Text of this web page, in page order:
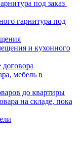
под заказ
гарнитура под
и кухонного
мебель в
до квартиры
на складе, пока